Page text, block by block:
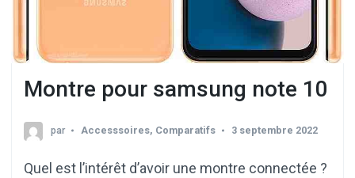
Montre pour samsung note 10
par Accesssoires, Comparatifs 3 septembre 2022
Quel est l’intérêt d’avoir une montre connectée ?